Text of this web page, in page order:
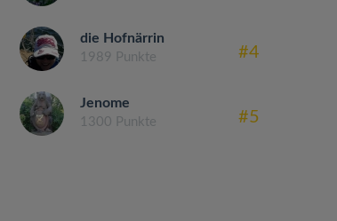
die Hofnärrin
1989 Punkte #4
Jenome
1300 Punkte #5